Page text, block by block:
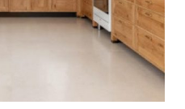
מדובר בהחלטה